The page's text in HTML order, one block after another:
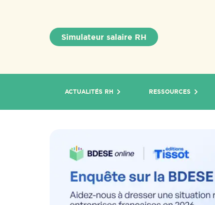
Simulateur salaire RH
ACTUALITÉS RH RESSOURCES